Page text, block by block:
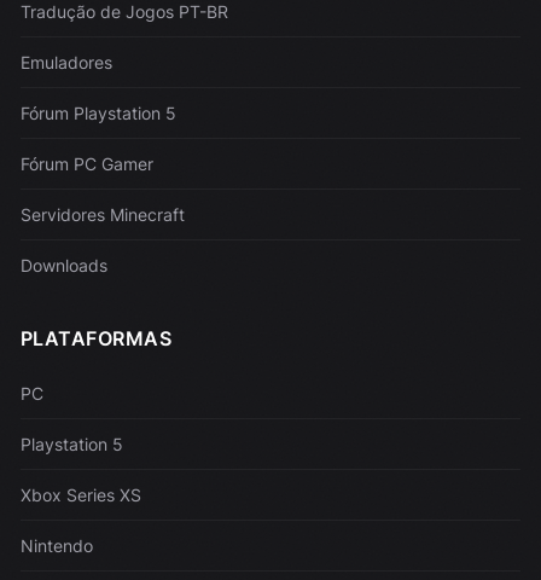
Tradução de Jogos PT-BR
Emuladores
Fórum Playstation 5
Fórum PC Gamer
Servidores Minecraft
Downloads
PLATAFORMAS
PC
Playstation 5
Xbox Series XS
Nintendo